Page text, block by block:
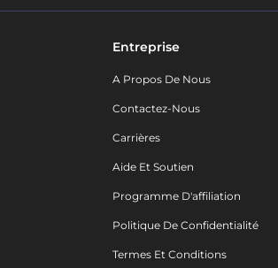
Entreprise
A Propos De Nous
Contactez-Nous
Carrières
Aide Et Soutien
Programme D'affiliation
Politique De Confidentialité
Termes Et Conditions